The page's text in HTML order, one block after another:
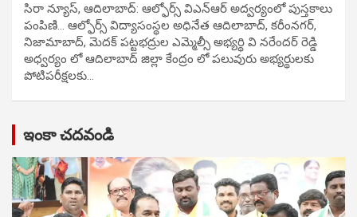
సిరా న్యూస్, ఆదిలాబాద్: ఆల్ఫోర్స్ విఎన్ఆర్ అద్వర్యంలో పుస్తకాలు
పంపిణి… ఆల్ఫోర్స్ విద్యాసంస్థల అధినేత ఆదిలాబాద్, కరీంనగర్,
నిజామాబాద్, మెదక్ పట్టభద్రుల ఎమ్మెల్సీ అభ్యర్థి వి నరేందర్ రెడ్డి
అధ్వర్యం లో ఆదిలాబాద్ జిల్లా కేంద్రం లో పలువురు అభ్యర్థులకు
పోటిప‌రీక్ష‌ల‌కు…
ఇంకా చదవండి